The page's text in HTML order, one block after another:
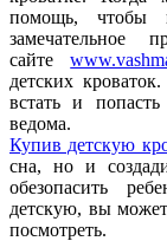
помощь, чтобы
сайте
детских
встать и
ведома.
Купив детскую
сна, но и
обезопасить
детскую, вы
посмотреть.